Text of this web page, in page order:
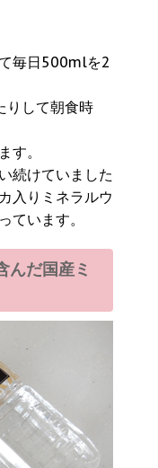
毎日500mlを2
りして朝食時
す。
続けていました
入りミネラルウ
ています。
んだ国産ミ